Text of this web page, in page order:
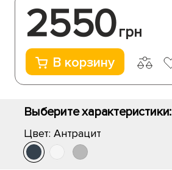
2550грн
В корзину
Выберите характеристики:
Цвет: Антрацит